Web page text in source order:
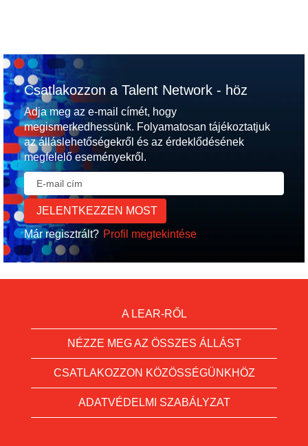
Csatlakozzon a Talent Network - höz
Adja meg az e-mail címét, hogy
megismerkedhessünk. Folyamatosan tájékoztatjuk
az álláslehetőségekről és az érdeklődésének
megfelelő eseményekről.
Már regisztrált? Profil megtekintése
A LEAR-RŐL
NÉZZE MEG AZ ÖSSZES ÁLLÁST
CSATLAKOZZON KÖZÖSSÉGÜNKHÖZ
ADATVÉDELMI SZABÁLYZAT